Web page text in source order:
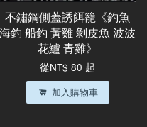
不鏽鋼側蓋誘餌籠《釣魚
海釣 船釣 黃雞 剝皮魚 波波
花鱸 青雞》
從NT$ 80 起
加入購物車